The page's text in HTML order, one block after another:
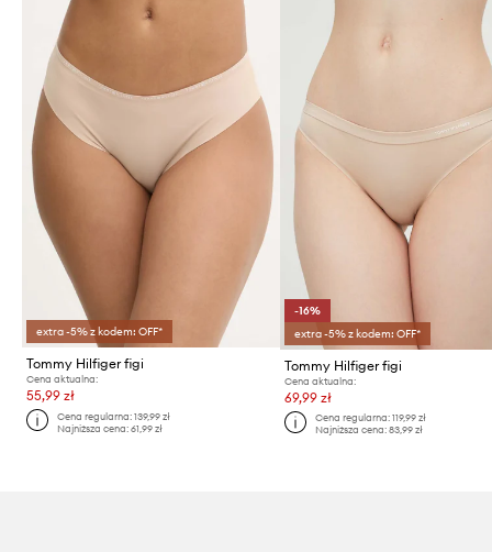
extra -5% z kodem: OFF*
Tommy Hilfiger figi
Cena aktualna:
55,99 zł
Cena regularna:139,99 zł
Najniższa cena:61,99 zł
-16%
extra -5% z kodem: OFF*
Tommy Hilfiger figi
Cena aktualna:
69,99 zł
Cena regularna: 119,99 zł
Najniższa cena: 83,99 zł